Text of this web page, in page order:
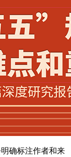
确标注作者和来